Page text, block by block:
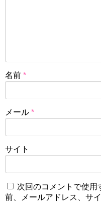
名前 *
メール *
サイト
次回のコメントで使用
前、メールアドレス、サ